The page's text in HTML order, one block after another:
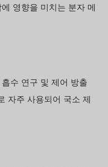
영향을 미치는 분자 메
수 연구 및 제어 방출
자주 사용되어 국소 제